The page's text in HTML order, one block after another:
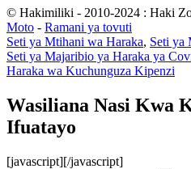
© Hakimiliki - 2010-2024 : Haki
Moto - Ramani ya tovuti
Seti ya Mtihani wa Haraka, Seti ya
Seti ya Majaribio ya Haraka ya
Haraka wa Kuchunguza Kipenzi
Wasiliana Nasi Kwa
Ifuatayo
[javascript][/javascript]